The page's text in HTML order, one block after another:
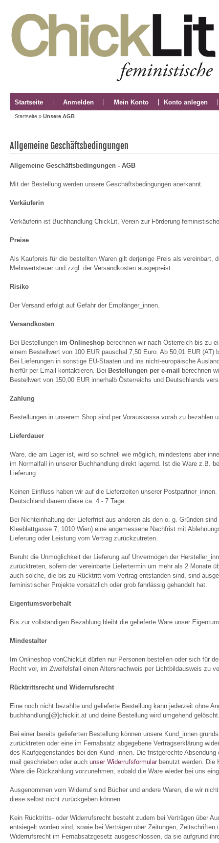
Startseite Anmelden Mein Konto Konto anlegen
Startseite » Unsere AGB
Allgemeine Geschäftsbedingungen
Allgemeine Geschäftsbedingungen - AGB
Mit der Bestellung werden unsere Geschäftsbedingungen anerkannt.
Verkäuferin
Verkäuferin ist Buchhandlung ChickLit, Verein zur Förderung
Preise
Als Kaufpreis für die bestellten Waren gilt derjenige Preis als
Mehrwertsteuer und zzgl. der Versandkosten ausgepreist.
Risiko
Der Versand erfolgt auf Gefahr der Empfänger_innen.
Versandkosten
Bei Bestellungen im Onlineshop berechnen wir nach Österreich bis zu
einem Bestellwert von 100 EUR pauschal 7,50 Euro. Ab 50,01 EUR
Bei Lieferungen in sonstige EU-Staaten und ins nicht-europäische
hierfür per Email kontaktieren. Bei Bestellungen per e-mail
berechnen
Bestellwert von 150,00 EUR innerhalb Österreichs und Deutschlands
Zahlung
Bestellungen in unserem Shop sind per Vorauskassa vorab zu
Lieferdauer
Ware, die am Lager ist, wird so schnell wie möglich, mindestens aber
im Normalfall in unserer Buchhandlung direkt lagernd. Ist die Ware z.B.
Lieferung.
Keinen Einfluss haben wir auf die Lieferzeiten unserer
Deutschland dauern diese ca. 4 - 7 Tage.
Bei Nichteinhaltung der Lieferfrist aus anderen als den o. g. Gründen
Kleeblattgasse 7, 1010 Wien) eine angemessene Nachfrist mit
Lieferung oder Leistung vom Vertrag zurückzutreten.
Beruht die Unmöglichkeit der Lieferung auf Unvermögen der
zurücktreten, sofern der vereinbarte Liefertermin um mehr als 2 Monate
auch solche, die bis zu Rücktritt vom Vertrag entstanden sind, sind
feministischer Projekte vorsätzlich oder grob fahrlässig gehandelt hat.
Eigentumsvorbehalt
Bis zur vollständigen Bezahlung bleibt die gelieferte Ware unser
Mindestalter
Im Onlineshop vonChickLit dürfen nur Personen bestellen oder sich für
Recht vor, im Zweifelsfall einen Altersnachweis per Lichtbildausweis zu
Rücktrittsrecht und Widerrufsrecht
Eine noch nicht bezahlte und gelieferte Bestellung kann jederzeit ohne
buchhandlung[@]chicklit.at und deine Bestellung wird umgehend
Bei einer bereits gelieferten Bestellung können unsere Kund_innen
zurücktreten oder eine im Fernabsatz abgegebene Vertragserklärung
des Kaufgegenstandes bei den Kund_innen. Die fristgerechte
mail geschrieben oder auch unser Widerrufsformular benutzt werden. Die
Ware die Rückzahlung vorzunehmen, sobald die Ware wieder bei uns
Ausgenommen vom Widerruf sind Bücher und andere Waren, die wir
diese selbst nicht zurückgeben können.
Kein Rücktritts- oder Widerrufsrecht besteht zudem bei Verträgen über
entsiegelt worden sind, sowie bei Verträgen über Zeitungen,
Widerrufsrecht im Fernabsatzgesetz ausgeschlossen, da sie aufgrund